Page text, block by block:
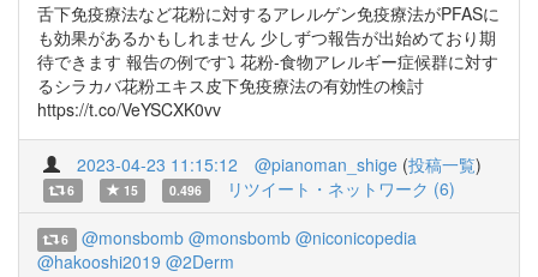
舌下免疫療法など花粉に対するアレルゲン免疫療法がPFASに
も効果があるかもしれません 少しずつ報告が出始めており期
待できます 報告の例です⤵︎ 花粉-食物アレルギー症候群に対す
るシラカバ花粉エキス皮下免疫療法の有効性の検討
https://t.co/VeYSCXK0vv
2023-04-23 11:15:12 @pianoman_shige (投稿一覧)
6 15 0.496 リツイート・ネットワーク (6)
6 @monsbomb @monsbomb @niconicopedia
@hakooshi2019 @2Derm